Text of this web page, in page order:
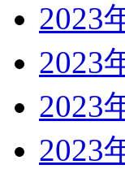
2023
2023
2023
2023